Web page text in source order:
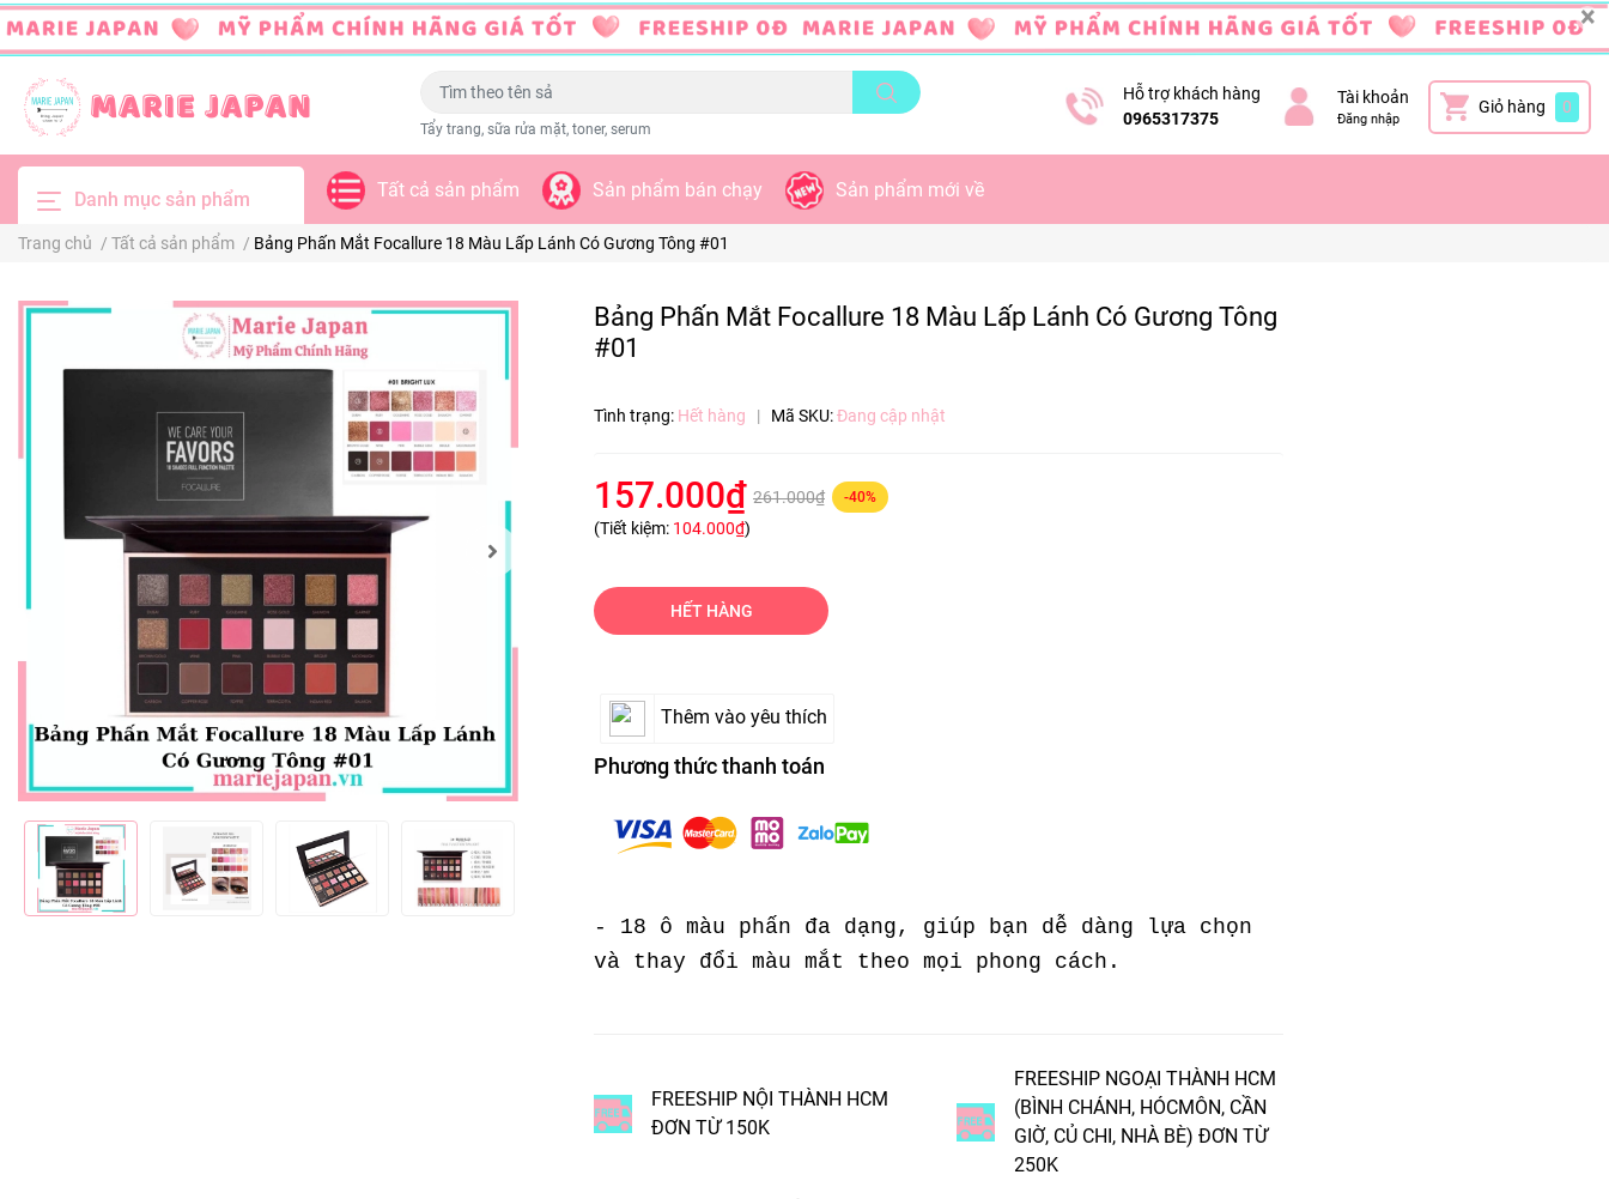
×
Tẩy trang, sữa rửa mặt, toner, serum
Hỗ trợ khách hàng
0965317375
Tài khoản
Đăng nhập
Giỏ hàng 0
Danh mục sản phẩm Tất cả sản phẩm Sản phẩm bán chạy Sản phẩm mới về
Trang chủ / Tất cả sản phẩm / Bảng Phấn Mắt Focallure 18 Màu Lấp Lánh Có Gương Tông #01
Bảng Phấn Mắt Focallure 18 Màu Lấp Lánh Có Gương Tông
#01
Tình trạng: Hết hàng | Mã SKU:Đang cập nhật
157.000₫ 261.000₫ -40%
(Tiết kiệm: 104.000₫)
HẾT HÀNG
Thêm vào yêu thích
Phương thức thanh toán
- 18 ô màu phấn đa dạng, giúp bạn dễ dàng lựa chọn
và thay đổi màu mắt theo mọi phong cách.
FREESHIP NỘI THÀNH HCM
ĐƠN TỪ 150K
FREESHIP NGOẠI THÀNH HCM
(BÌNH CHÁNH, HÓCMÔN, CẦN
GIỜ, CỦ CHI, NHÀ BÈ) ĐƠN TỪ
250K